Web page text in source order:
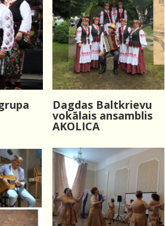
Dagdas Baltkrievu
vokālais ansamblis
AKOLICA